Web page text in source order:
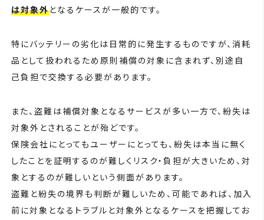
は対象外となるケースが一般的です。
特にバッテリーの劣化は日常的に発生するものですが、消耗
品として扱われるため原則補償の対象に含まれず、別途自
己負担で交換する必要があります。
また、盗難は補償対象となるサービスが多い一方で、紛失は
対象外とされることが殆どです。
保険会社にとってもユーザーにとっても、紛失は本当に無く
したことを証明するのが難しくリスク・負担が大きいため、対
象とするのが難しいという側面があります。
盗難と紛失の境界も判断が難しいため、可能であれば、加入
前に対象となるトラブルと対象外となるケースを把握してお